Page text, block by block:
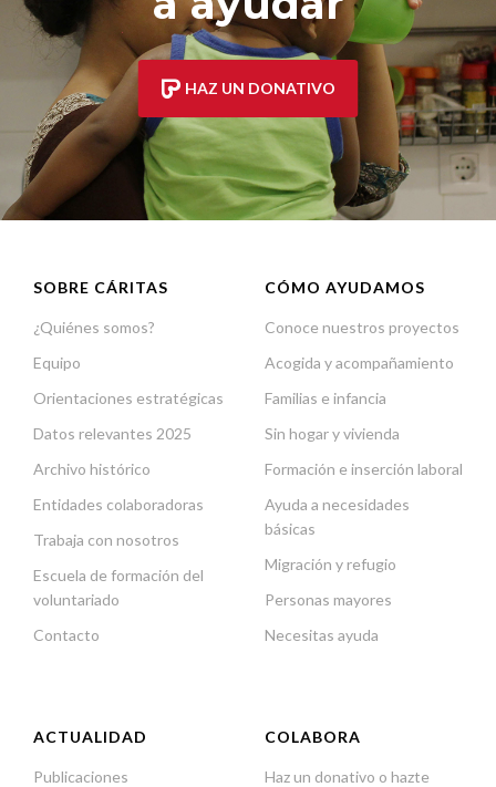
HAZ UN DONATIVO
SOBRE CÁRITAS
¿Quiénes somos?
Equipo
Orientaciones estratégicas
Datos relevantes 2025
Archivo histórico
Entidades colaboradoras
Trabaja con nosotros
Escuela de formación del
voluntariado
Contacto
CÓMO AYUDAMOS
Conoce nuestros proyectos
Acogida y acompañamiento
Familias e infancia
Sin hogar y vivienda
Formación e inserción laboral
Ayuda a necesidades
básicas
Migración y refugio
Personas mayores
Necesitas ayuda
ACTUALIDAD
Publicaciones
COLABORA
Haz un donativo o hazte